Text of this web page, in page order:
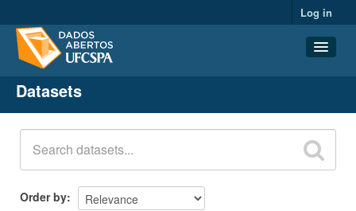
Log in
Datasets
Organizations
Groups
About
Datasets
Order by